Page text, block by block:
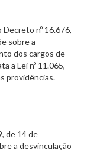
nº 16.676,
sobre a
dos cargos de
a Lei nº 11.065,
providências.
de 14 de
a desvinculação